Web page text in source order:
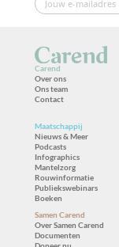
Carend
Over ons
Ons team
Contact
Maatschappij
Nieuws & Meer
Podcasts
Infographics
Mantelzorg
Rouwinformatie
Publiekswebinars
Boeken
Samen Carend
Over Samen Carend
Documenten